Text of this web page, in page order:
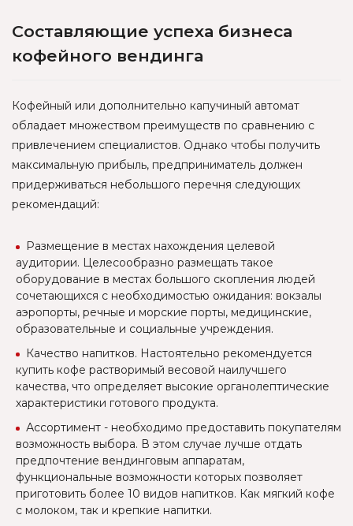
Составляющие успеха бизнеса
кофейного вендинга
Кофейный или дополнительно капучиный автомат
обладает множеством преимуществ по сравнению с
привлечением специалистов. Однако чтобы получить
максимальную прибыль, предприниматель должен
придерживаться небольшого перечня следующих
рекомендаций:
Размещение в местах нахождения целевой
аудитории. Целесообразно размещать такое
оборудование в местах большого скопления людей
сочетающихся с необходимостью ожидания: вокзалы
аэропорты, речные и морские порты, медицинские,
образовательные и социальные учреждения.
Качество напитков. Настоятельно рекомендуется
купить кофе растворимый весовой наилучшего
качества, что определяет высокие органолептические
характеристики готового продукта.
Ассортимент - необходимо предоставить покупателям
возможность выбора. В этом случае лучше отдать
предпочтение вендинговым аппаратам,
функциональные возможности которых позволяет
приготовить более 10 видов напитков. Как мягкий кофе
с молоком, так и крепкие напитки.